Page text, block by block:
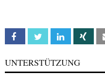
Facebook Twitter Linkedin Xing
UNTERSTÜTZUNG